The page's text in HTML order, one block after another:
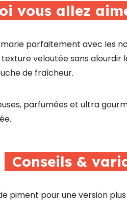
vous allez
parfaitement avec les
veloutée sans alourdir
de fraîcheur.
parfumées et ultra
Conseils &
piment pour une version